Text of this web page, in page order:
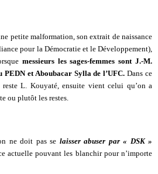
petite malformation, son extrait de naissance
pour la Démocratie et le Développement),
messieurs les sages-femmes sont J.-M.
PEDN et Aboubacar Sylla de l’UFC.Dans ce
L. Kouyaté, ensuite vient celui qu’on a
ou plutôt les restes.
ne doit pas se laisser abuser par « DSK »
actuelle pouvant les blanchir pour n’importe